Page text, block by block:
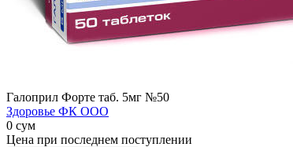
Галоприл Форте таб. 5мг №50
Здоровье ФК ООО
0 сум
Цена при последнем поступлении